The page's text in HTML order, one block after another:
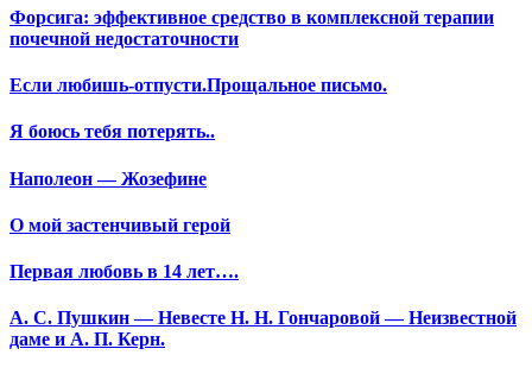
Форсига: эффективное средство в комплексной терапии
почечной недостаточности
Если любишь-отпусти.Прощальное письмо.
Я боюсь тебя потерять..
Наполеон — Жозефине
О мой застенчивый герой
Первая любовь в 14 лет….
А. С. Пушкин — Невесте Н. Н. Гончаровой — Неизвестной
даме и А. П. Керн.